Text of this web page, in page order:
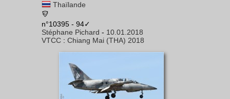
Thaïlande
n°10395 - 94✓
Stéphane Pichard - 10.01.2018
VTCC : Chiang Mai (THA) 2018